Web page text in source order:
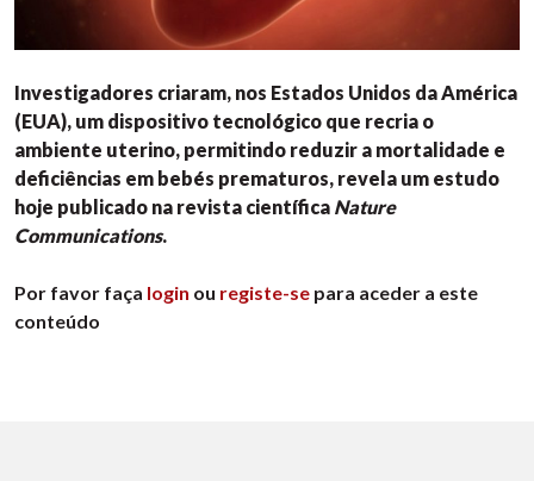
Investigadores criaram, nos Estados Unidos da América
(EUA), um dispositivo tecnológico que recria o
ambiente uterino, permitindo reduzir a mortalidade e
deficiências em bebés prematuros, revela um estudo
hoje publicado na revista científica Nature
Communications.
Por favor faça login ou registe-se para aceder a este
conteúdo